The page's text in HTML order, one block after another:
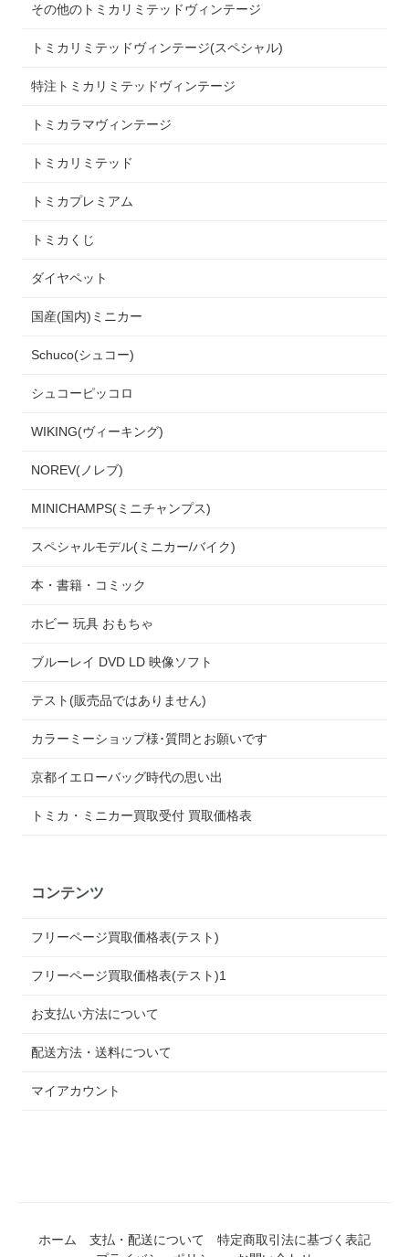
その他のトミカリミテッドヴィンテージ
トミカリミテッドヴィンテージ(スペシャル)
特注トミカリミテッドヴィンテージ
トミカラマヴィンテージ
トミカリミテッド
トミカプレミアム
トミカくじ
ダイヤペット
国産(国内)ミニカー
Schuco(シュコー)
シュコーピッコロ
WIKING(ヴィーキング)
NOREV(ノレブ)
MINICHAMPS(ミニチャンプス)
スペシャルモデル(ミニカー/バイク)
本・書籍・コミック
ホビー 玩具 おもちゃ
ブルーレイ DVD LD 映像ソフト
テスト(販売品ではありません)
カラーミーショップ様･質問とお願いです
京都イエローバッグ時代の思い出
トミカ・ミニカー買取受付 買取価格表
コンテンツ
フリーページ買取価格表(テスト)
フリーページ買取価格表(テスト)1
お支払い方法について
配送方法・送料について
マイアカウント
ホーム 支払・配送について
特定商取引法に基づく表記